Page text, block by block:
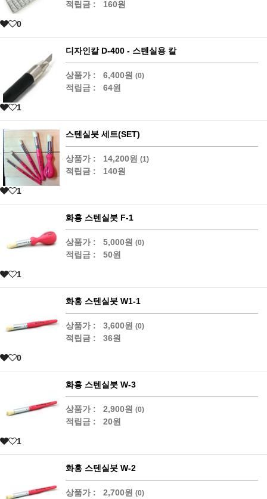
적립금 : 160원
0
디자인칼 D-400 - 스텐실용 칼
상품가 : 6,400원 (0)
적립금 : 64원
1
스텐실붓 세트(SET)
상품가 : 14,200원 (1)
적립금 : 140원
1
화홍 스텐실붓 F-1
상품가 : 5,000원 (0)
적립금 : 50원
1
화홍 스텐실붓 W1-1
상품가 : 3,600원 (0)
적립금 : 36원
0
화홍 스텐실붓 W-3
상품가 : 2,900원 (0)
적립금 : 20원
1
화홍 스텐실붓 W-2
상품가 : 2,700원 (0)